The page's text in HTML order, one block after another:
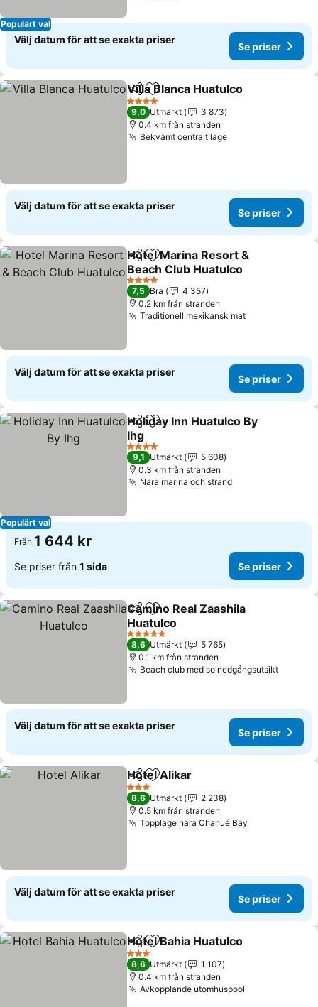
Populärt val
Välj datum för att se exakta priser
Se priser
Dela Lägg till i Mina Favoriter
Villa Blanca Huatulco
4 Stjärnor
9,0 Utmärkt
3 873
0.4 km från stranden
Bekvämt centralt lägeSe priser
Välj datum för att se exakta priser
Se priser
Dela Lägg till i Mina Favoriter
Hotel Marina Resort &
Beach Club Huatulco
Se priser
4 Stjärnor
7,5 Bra
4 357
0.2 km från stranden
Traditionell mexikansk matSe priser
Välj datum för att se exakta priser
Se priser
Populärt val
Dela Lägg till i Mina Favoriter
Holiday Inn Huatulco By
Ihg
Se priser
4 Stjärnor
9,1 Utmärkt
5 608
0.3 km från stranden
Nära marina och strandSe priser
Från 1 644 kr
Se priser från 1 sida Se priser
Dela Lägg till i Mina Favoriter
Camino Real Zaashila
Huatulco
Se priser
5 Stjärnor
8,6 Utmärkt
5 765
0.1 km från stranden
Beach club med solnedgångsutsiktSe
Välj datum för att se exakta priser
Se priser
Dela Lägg till i Mina Favoriter
Hotel Alikar
3 Stjärnor
8,6 Utmärkt
2 238
0.5 km från stranden
Toppläge nära Chahué Bay
Välj datum för att se exakta priser
Se priser
Dela Lägg till i Mina Favoriter
Hotel Bahia Huatulco
3 Stjärnor
8,6 Utmärkt
1 107
0.4 km från stranden
Avkopplande utomhuspool